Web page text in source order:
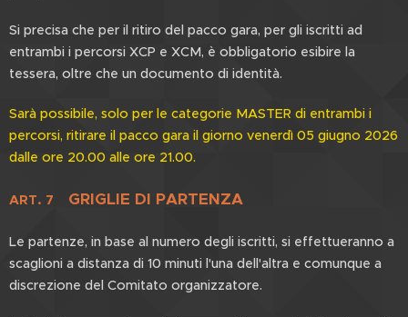
Si precisa che per il ritiro del pacco gara, per gli iscritti ad
entrambi i percorsi XCP e XCM, è obbligatorio esibire la
tessera, oltre che un documento di identità.
Sarà possibile, solo per le categorie MASTER di entrambi i
percorsi, ritirare il pacco gara il giorno venerdì 05 giugno 2026
dalle ore 20.00 alle ore 21.00.
ART. 7 GRIGLIE DI PARTENZA
Le partenze, in base al numero degli iscritti, si effettueranno a
scaglioni a distanza di 10 minuti l'una dell'altra e comunque a
discrezione del Comitato organizzatore.